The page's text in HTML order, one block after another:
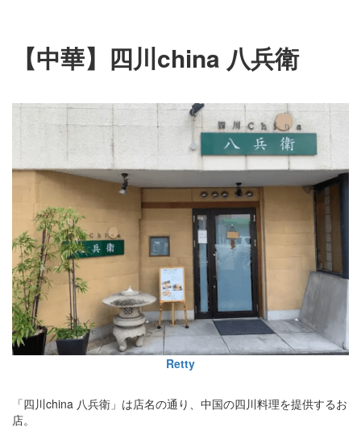
【中華】四川china 八兵衛
Retty
「四川china 八兵衛」は店名の通り、中国の四川料理を提供するお
店。